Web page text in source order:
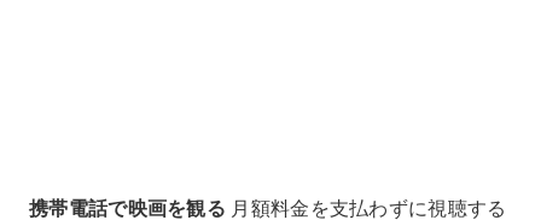
携帯電話で映画を観る 月額料金を支払わずに視聴する